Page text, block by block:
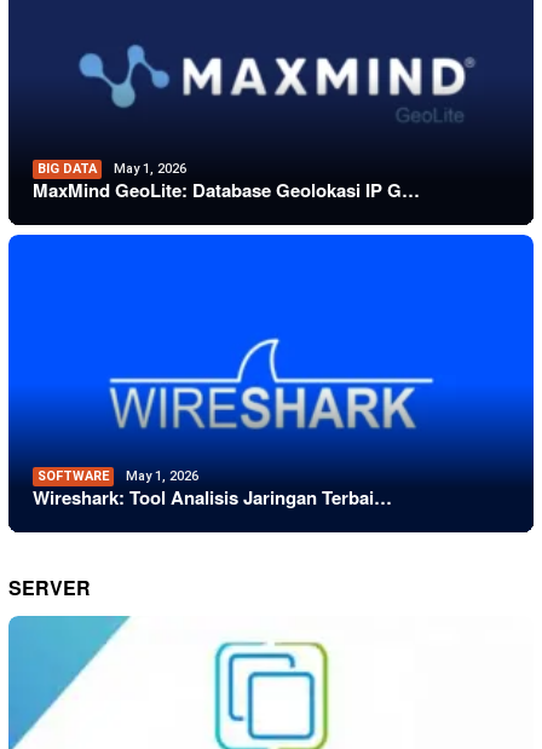
BIG DATA May 1, 2026
MaxMind GeoLite: Database Geolokasi IP G…
SOFTWARE May 1, 2026
Wireshark: Tool Analisis Jaringan Terbai…
SERVER